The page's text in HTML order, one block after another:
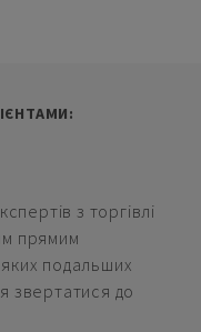
з торгівлі
прямим
подальших
звертатися до